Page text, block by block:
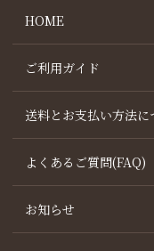
HOME
ご利用ガイド
送料とお支払い方法に
よくあるご質問(FAQ)
お知らせ